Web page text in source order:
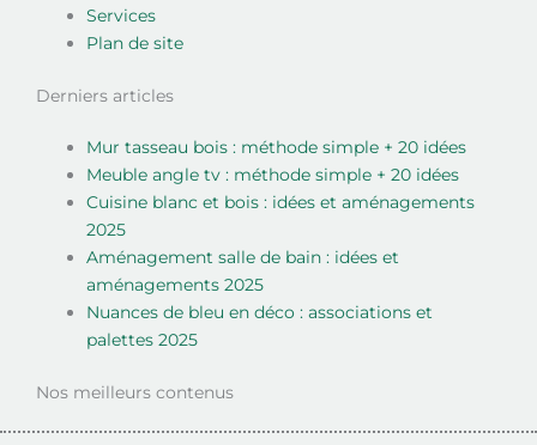
Services
Plan de site
Derniers articles
Mur tasseau bois : méthode simple + 20 idées
Meuble angle tv : méthode simple + 20 idées
Cuisine blanc et bois : idées et aménagements
2025
Aménagement salle de bain : idées et
aménagements 2025
Nuances de bleu en déco : associations et
palettes 2025
Nos meilleurs contenus